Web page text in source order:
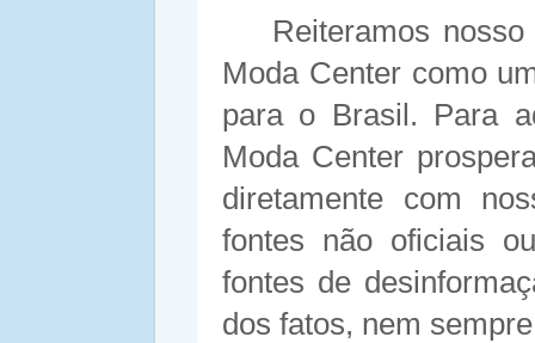
Reiteramos
Moda Center como
para o Brasil. Para
Moda Center
diretamente com
fontes não oficiais
fontes de
dos fatos, nem